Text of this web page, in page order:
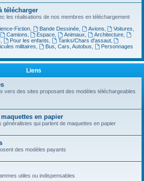
télécharger
les réalisations de nos membres en téléchargement
Fiction, Bande Dessinée, Avions Voitures
Camions Espace Animaux Architecture
Pour les enfants Tanks/Chars d'assaut,
militaires Bus, Cars, Autobus
Personnages
Liens
vers des sites proposant des modèles téléchargeables
en papier
généralistes qui parlent de maquettes en papier
des modèles payants
utiles ou indispensables